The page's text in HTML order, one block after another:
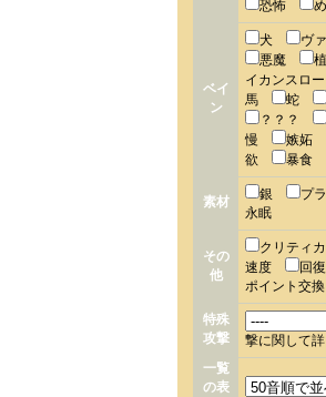
恐怖
ベイ
ン
犬
ヴ
悪魔
イカンスロ
馬
蛇
？？？
慢
嫉妬
欲
暴食
素材 銀
プ
永眠
その
他
クリティ
速度
回
ポイント交
特殊
攻撃
撃に関して
一覧
の表